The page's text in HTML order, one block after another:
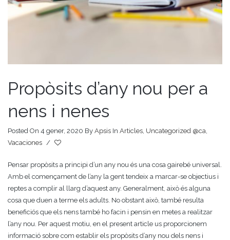
Propòsits d’any nou per a
nens i nenes
Posted On 4 gener, 2020 By Apsis In Articles Uncategorized @ca
Vacaciones /
Pensar propòsits a principi d’un any nou és una cosa gairebé universal.
Amb el començament de l’any la gent tendeix a marcar-se objectius i
reptes a complir al llarg d’aquest any. Generalment, això és alguna
cosa que duen a terme els adults. No obstant això, també resulta
beneficiós que els nens també ho facin i pensin en metes a realitzar
l’any nou. Per aquest motiu, en el present article us proporcionem
informació sobre com establir els propòsits d’any nou dels nens i